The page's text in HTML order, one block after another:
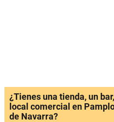
¿Tienes una tienda, un
local comercial en
de Navarra?